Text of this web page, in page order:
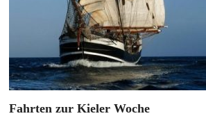
Fahrten zur Kieler Woche